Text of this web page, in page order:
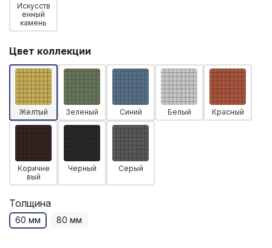
Искусств
енный
камень
Цвет коллекции
Желтый Зеленый Синий Белый Красный
Коричне
вый
Черный Серый
Толщина
60 мм 80 мм